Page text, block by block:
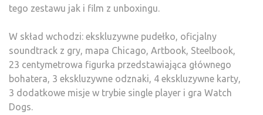
tego zestawu jak i film z unboxingu.
W skład wchodzi: ekskluzywne pudełko, oficjalny
soundtrack z gry, mapa Chicago, Artbook, Steelbook,
23 centymetrowa figurka przedstawiająca głównego
bohatera, 3 ekskluzywne odznaki, 4 ekskluzywne karty,
3 dodatkowe misje w trybie single player i gra Watch
Dogs.